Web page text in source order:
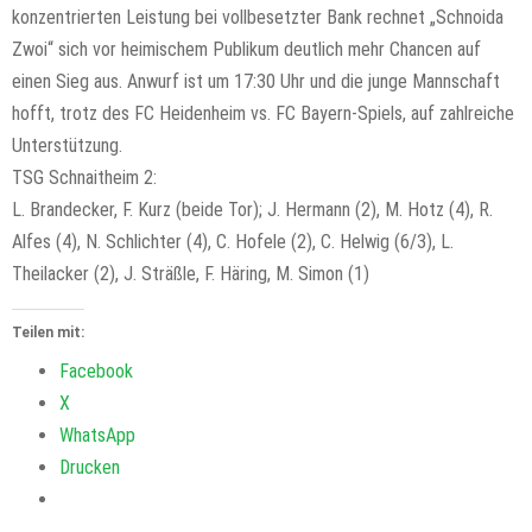
konzentrierten Leistung bei vollbesetzter Bank rechnet „Schnoida
Zwoi“ sich vor heimischem Publikum deutlich mehr Chancen auf
einen Sieg aus. Anwurf ist um 17:30 Uhr und die junge Mannschaft
hofft, trotz des FC Heidenheim vs. FC Bayern-Spiels, auf zahlreiche
Unterstützung.
TSG Schnaitheim 2:
L. Brandecker, F. Kurz (beide Tor); J. Hermann (2), M. Hotz (4), R.
Alfes (4), N. Schlichter (4), C. Hofele (2), C. Helwig (6/3), L.
Theilacker (2), J. Sträßle, F. Häring, M. Simon (1)
Teilen mit:
Facebook
X
WhatsApp
Drucken